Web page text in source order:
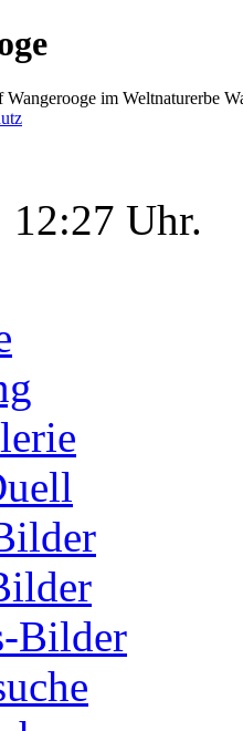
im Weltnaturerbe
Uhr.
Bilder